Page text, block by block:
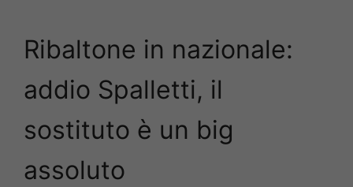
Ribaltone in nazionale:
addio Spalletti, il
sostituto è un big
assoluto